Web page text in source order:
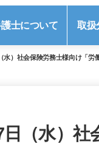
士について 取扱
水）社会保険労務士様向け「労
日（水）